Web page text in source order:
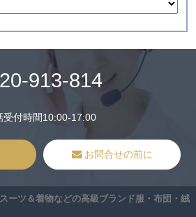
913-814
受付時間10:00-17:00
お問合せの前に
ーツ＆着物などの高級ブランド服・布団・絨